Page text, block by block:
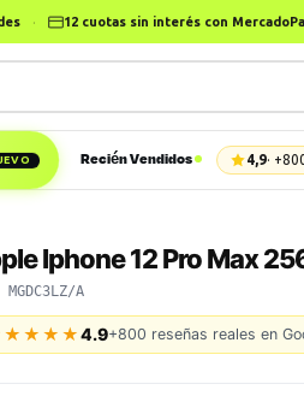
· 12 cuotas sin interés con
Recién Vendidos 4,9·
Iphone 12 Pro Max
MGDC3LZ/A
4.9+800 reseñas reales en